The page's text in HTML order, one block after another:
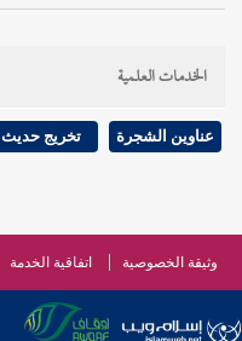
الخدمات العلمية
عناوين الشجرة تخريج حديث
وثيقة الخصوصية اتفاقية الخدمة